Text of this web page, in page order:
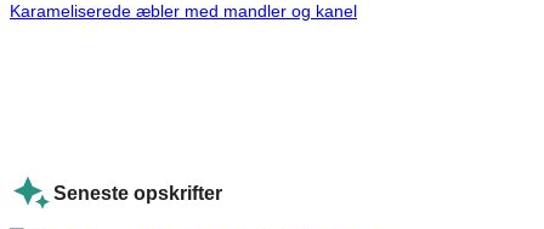
Karameliserede æbler med mandler og kanel
Seneste opskrifter